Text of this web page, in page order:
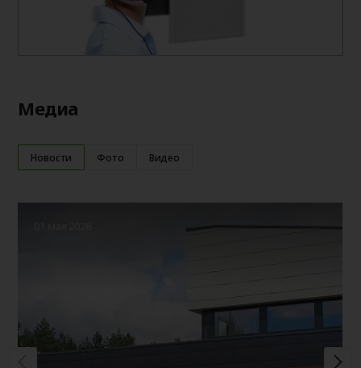
Медиа
Новости Фото Видео